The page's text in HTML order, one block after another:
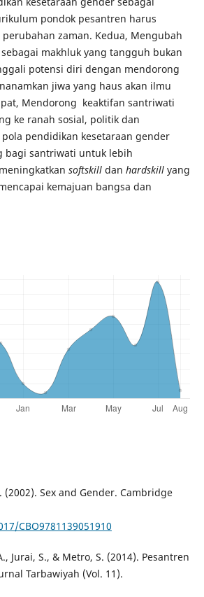
pondok pesantren harus
zaman. Kedua, Mengubah
makhluk yang tangguh bukan
potensi diri dengan mendorong
jiwa yang haus akan ilmu
Mendorong keaktifan santriwati
ke ranah sosial, politik dan
pola pendidikan kesetaraan gender
bagi santriwati untuk lebih
softskill dan hardskillyang
kemajuan bangsa dan
(2002). Sex and Gender. Cambridge
CBO9781139051910
Jurai, S., & Metro, S. (2014). Pesantren
Tarbawiyah (Vol. 11).